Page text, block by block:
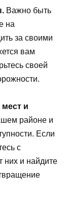
Важно быть
на
за своими
вам
своей
и
районе и
Если
с
них и найдите